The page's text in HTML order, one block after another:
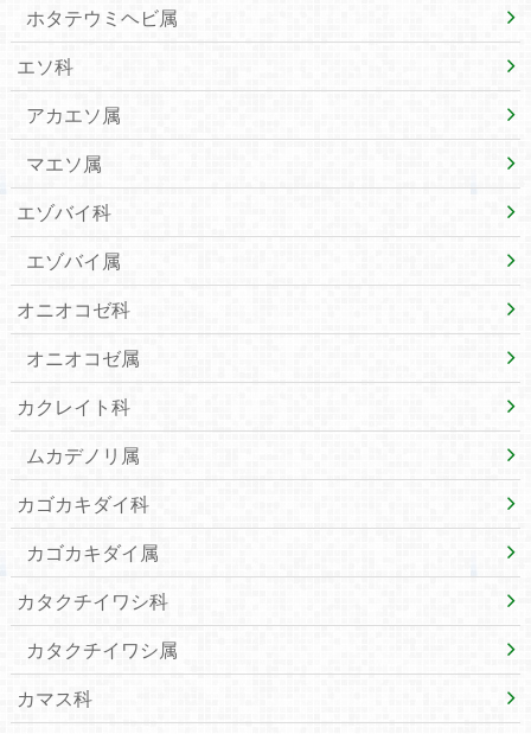
ホタテウミヘビ属
エソ科
アカエソ属
マエソ属
エゾバイ科
エゾバイ属
オニオコゼ科
オニオコゼ属
カクレイト科
ムカデノリ属
カゴカキダイ科
カゴカキダイ属
カタクチイワシ科
カタクチイワシ属
カマス科